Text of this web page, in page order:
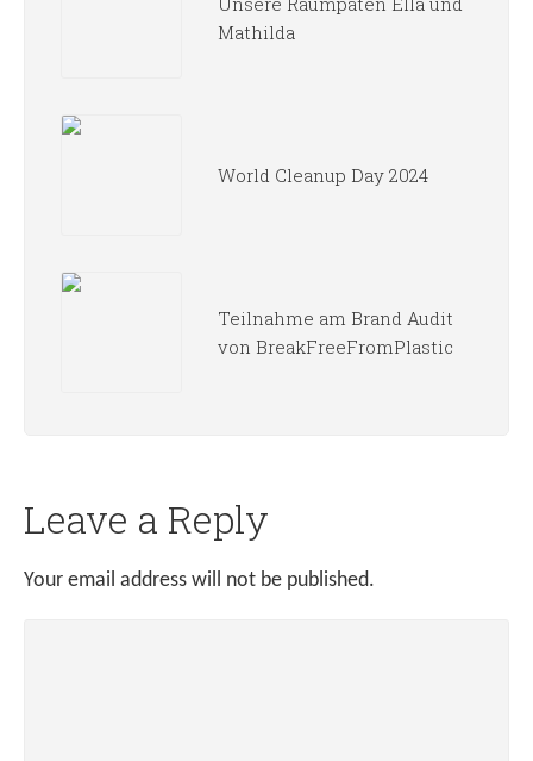
Mathilda
World Cleanup Day 2024
Teilnahme am Brand Audit
von BreakFreeFromPlastic
Leave a Reply
Your email address will not be published.